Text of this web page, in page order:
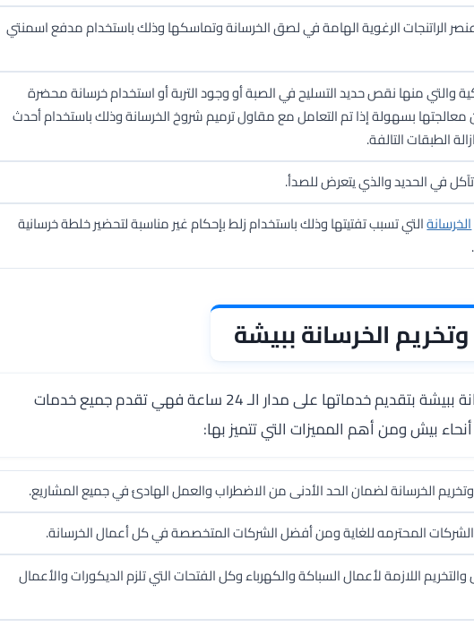
الراتنجات الرغوية الهامة في لصق الخرسانة وتماسكها وذلك باستخدام مدفع اسمنتي
والتي منها نقص حديد التسليح في الصبة أو وجود التربة أو استخدام خرسانة محضرة
بسهولة إذا تم التعامل مع مقاول ترميم شروخ الخرسانة وذلك باستخدام أحدث
الطبقات التالفة.
في الحديد والذي يتعرض للصدأ.
الخرسانةالتي تسبب تفتيتها وذلك باستخدام زلط بإحكام غير مناسبة لتحضير خلطة خرسانية
الخرسانة ببيشة
ببيشة
بتقديم خدماتها على مدار الـ 24 ساعة فهي تقدم جميع خدمات
بيش ومن أهم المميزات التي تتميز بها:
الخرسانة لضمان الحد الأدنى من الاضطراب والعمل الهادئ في جميع المشاريع.
المحترمه للغاية ومن أفضل الشركات المتخصصة في كل أعمال الخرسانة.
اللازمة لأعمال السباكة والكهرباء وكل الفتحات التي تلزم الديكورات والأعمال